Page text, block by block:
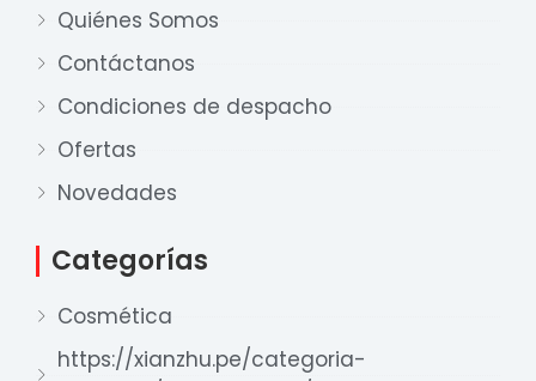
Quiénes Somos
Contáctanos
Condiciones de despacho
Ofertas
Novedades
Categorías
Cosmética
https://xianzhu.pe/categoria-
Nuestro equipo de ventas está aquí
para responder a sus preguntas. ¡Lo
Disponible